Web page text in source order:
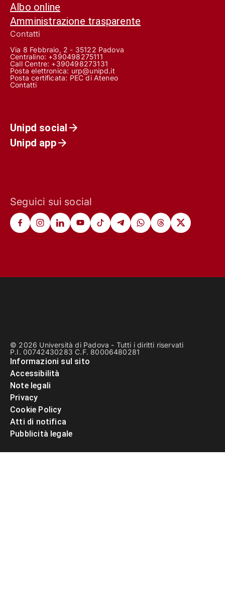
Albo online
Amministrazione trasparente
Contatti
Via 8 Febbraio, 2 - 35122 Padova
Centralino: +390498275111
Call Centre: +390498273131
Posta elettronica: urp@unipd.it
Posta certificata: PEC di Ateneo
Contatti
Unipd social
Unipd app
Seguici sui social
© 2026 Università di Padova - Tutti i diritti riservati
P.I. 00742430283 C.F. 80006480281
Informazioni sul sito
Accessibilità
Note legali
Privacy
Cookie Policy
Atti di notifica
Pubblicità legale